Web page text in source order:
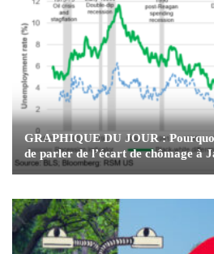
GRAPHIQUE DU JOUR :
de parler de l’écart de chômage à